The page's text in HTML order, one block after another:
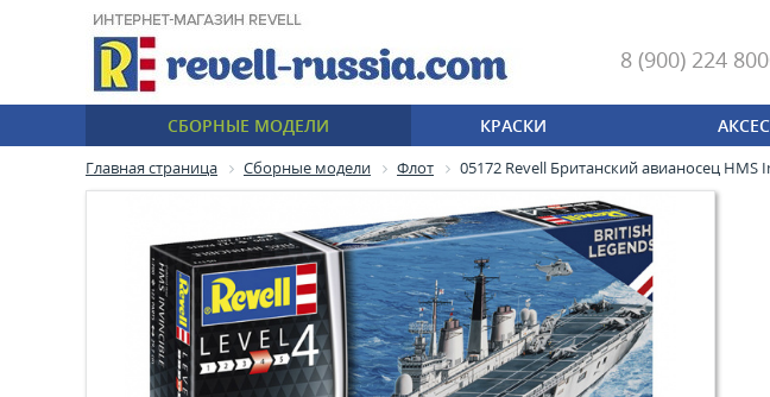
8 (900) 224
СБОРНЫЕ МОДЕЛИ КРАСКИ
Главная страница Сборные модели Флот 05172 Revell Британский авианосец HMS